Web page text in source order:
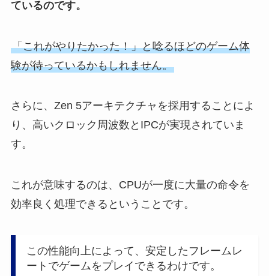
ているのです。
「これがやりたかった！」と唸るほどのゲーム体
験が待っているかもしれません。
さらに、Zen 5アーキテクチャを採用することによ
り、高いクロック周波数とIPCが実現されていま
す。
これが意味するのは、CPUが一度に大量の命令を
効率良く処理できるということです。
この性能向上によって、安定したフレームレ
ートでゲームをプレイできるわけです。